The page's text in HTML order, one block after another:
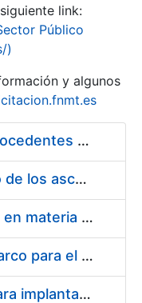
link:
Público
)
y algunos
Enajenación de metales procedentes de desmonetización
Servicio de Mantenimiento de los ascensores, montacargas y plataformas de minusválidos instalados en la FNMT-RCM
Servicio de concienciación en materia de prevención de riesgos laborales
Suscripción de acuerdo marco para el servicio de diseño y producción del material gráfico necesario para el desarrollo de la actividad comercial, institucional y cultural de la entidad pública empresarial Fábrica Nacional de Moneda y Timbre-Real Casa de la Moneda (FNMT-RCM)
Servicios de consultoría para implantación por fases de un sistema de gestión del ciclo de vida de las aplicaciones en el área de desarrollo de CERES (fase 2)